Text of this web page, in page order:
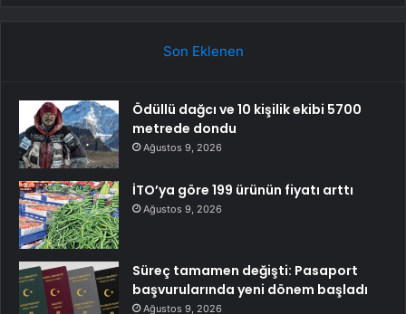
Son Eklenen
Ödüllü dağcı ve 10 kişilik ekibi 5700
metrede dondu
Ağustos 9, 2026
İTO’ya göre 199 ürünün fiyatı arttı
Ağustos 9, 2026
Süreç tamamen değişti: Pasaport
başvurularında yeni dönem başladı
Ağustos 9, 2026